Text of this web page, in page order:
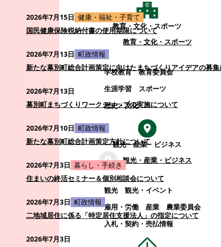
教育・文化・スポーツ
教育・文化・スポーツ
学校教育
教育委員会
生涯学習
スポーツ
歴史・文化
観光・産業・ビジネス
観光・産業・ビジネス
観光
観光・イベント
雇用・労働
産業
農業委員会
入札・契約・売払情報
2026年7月15日 健康・福祉・子育て
国民健康保険税納付書の使用期限について
2026年7月13日 町政情報
新たな幕別町総合計画策定に向けたまちづくりアイデアの募
2026年7月13日
幕別町まちづくりワークショップの実施について
2026年7月10日 町政情報
新たな幕別町総合計画策定方針について
2026年7月3日 暮らし・手続き
住まいの終活セミナー＆個別相談会について
2026年7月3日 町政情報
二地域居住に係る「特定居住支援法人」の指定について
2026年7月3日